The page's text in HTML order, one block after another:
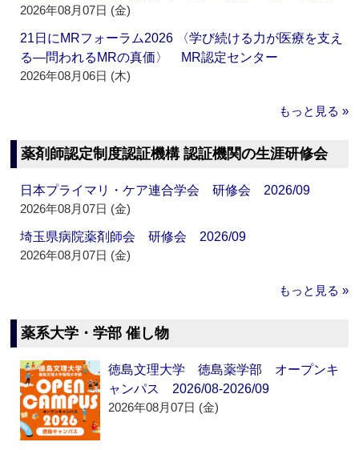
2026年08月07日 (金)
21日にMRフォーラム2026 〈学び続ける力が医療を支え
る―問われるMRの真価〉 MR認定センター
2026年08月06日 (木)
もっと見る »
薬剤師認定制度認証機構 認証機関の生涯研修会
日本プライマリ・ケア連合学会 研修会 2026/09
2026年08月07日 (金)
埼玉県病院薬剤師会 研修会 2026/09
2026年08月07日 (金)
もっと見る »
薬系大学・学部 催し物
徳島文理大学 徳島薬学部 オープンキ
ャンパス 2026/08-2026/09
2026年08月07日 (金)